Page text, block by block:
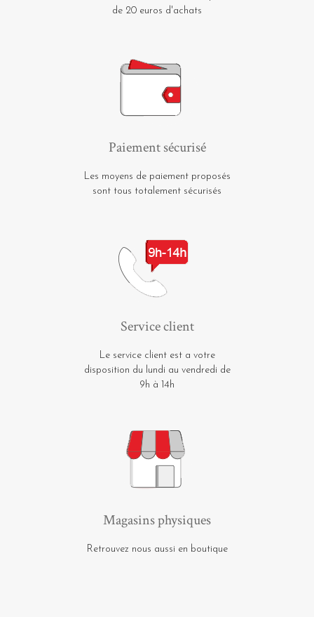
de 20 euros d'achats
Paiement sécurisé
Les moyens de paiement proposés
sont tous totalement sécurisés
Service client
Le service client est a votre
disposition du lundi au vendredi de
9h à 14h
Magasins physiques
Retrouvez nous aussi en boutique